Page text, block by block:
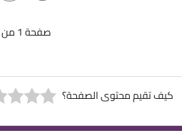
صفحة 1 من 2
كيف تقيم محتوى الصفحة؟